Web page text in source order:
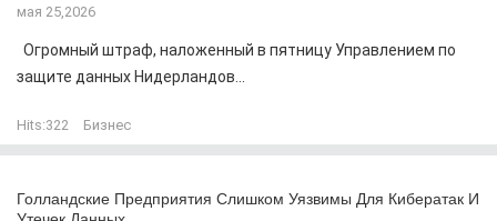
мая 25,2026
Огромный штраф, наложенный в пятницу Управлением по
защите данных Нидерландов...
Hits:322 Бизнес
Голландские Предприятия Слишком Уязвимы Для Кибератак И